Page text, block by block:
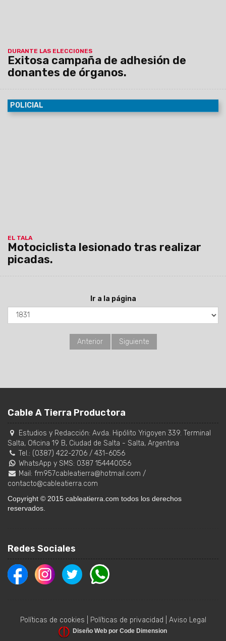
DURANTE LAS ELECCIONES
Exitosa campaña de adhesión de
donantes de órganos.
POLICIAL
EL TALA
Motociclista lesionado tras realizar
picadas.
Ir a la página
Anterior Siguiente
Cable A Tierra Productora
Estudios y Redacción: Avda. Hipólito Yrigoyen 339. Terminal
Salta, Oficina 19 B, Ciudad de Salta - Salta, Argentina
Tel.: (0387) 422-2706 / 431-6056
WhatsApp y SMS: 0387 154440056
Mail: fm957cableatierra@hotmail.com /
contacto@cableatierra.com
Copyright © 2015 cableatierra.com todos los derechos
reservados.
Redes Sociales
Políticas de cookies Políticas de privacidad Aviso Legal
Diseño Web por Code Dimension